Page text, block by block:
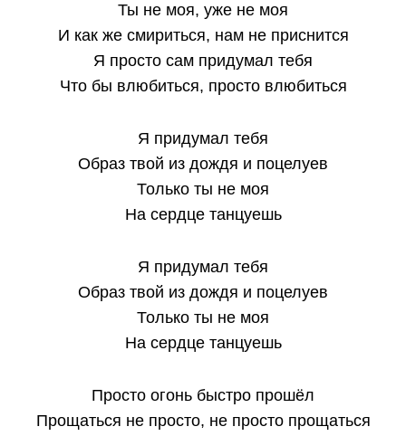
Ты не моя, уже не моя
И как же смириться, нам не приснится
Я просто сам придумал тебя
Что бы влюбиться, просто влюбиться
Я придумал тебя
Образ твой из дождя и поцелуев
Только ты не моя
На сердце танцуешь
Я придумал тебя
Образ твой из дождя и поцелуев
Только ты не моя
На сердце танцуешь
Просто огонь быстро прошёл
Прощаться не просто, не просто прощаться